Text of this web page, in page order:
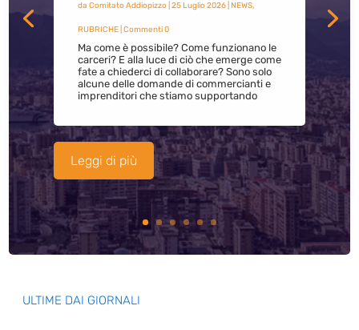
da Comitato Addiopizzo| 25 Luglio 2026| NEWS,
RUBRICHE| Commenti 0
Ma come è possibile? Come funzionano le
carceri? E alla luce di ciò che emerge come
fate a chiederci di collaborare? Sono solo
alcune delle domande di commercianti e
imprenditori che stiamo supportando
Leggi di più
ULTIME DAI GIORNALI